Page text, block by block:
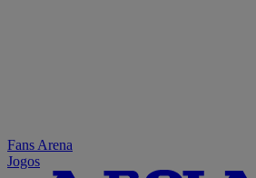
Fans Arena
Jogos